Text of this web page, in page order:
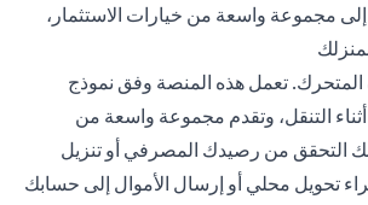
مجموعة واسعة من خيارات الاستثمار،
تعمل هذه المنصة وفق نموذج
التنقل، وتقدم مجموعة واسعة من
التحقق من رصيدك المصرفي أو تنزيل
تحويل محلي أو إرسال الأموال إلى حسابك